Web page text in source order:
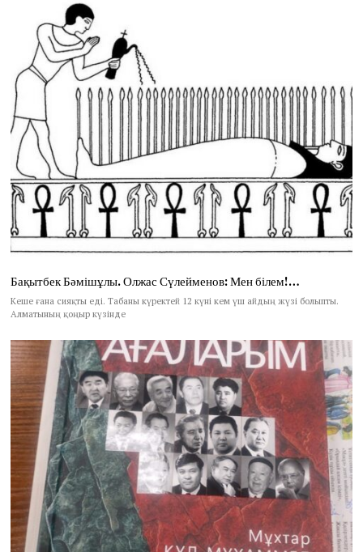
Бақытбек Бәмішұлы. Олжас Сүлейменов: Мен білем!…
Кеше ғана сияқты еді. Табаны күректей 12 күні кем үш айдың жүзі болыпты.
Алматының қоңыр күзінде